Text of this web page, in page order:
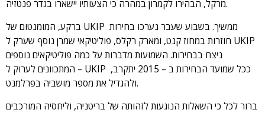
מרקל, הבהירו לקמרון במהרה כי הצעותיו יישארו בגדר פנטזיה.
ברקע, המומנטום של UKIP ממשיך. בשבוע שעבר נערכו בחירות
חוזרות במחוז קנט, ומארק רקלס, פוליטיקאי שמרן נוסף שערק ל UKIP
ניצח בבחירות. השמועות מדברות על כמה פוליטיקאים נוספים
המתכוונים לערוק ל – UKIP ככל שמועד הבחירות ב – 2015 יתקרב,
ולהגדיל את מספר מושביה בפרלמנט.
ברור לכל כי השאלות הנוגעות לזהותה של בריטניה, וליחסיה המורכבים